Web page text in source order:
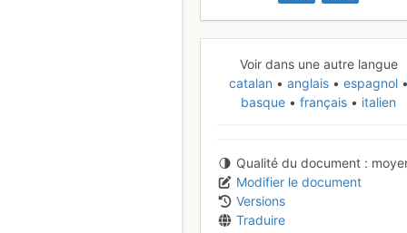
Voir dans une autre langue
catalan
anglais
espagnol
basque
français italien
Qualité du document
Modifier le document
Versions
Traduire